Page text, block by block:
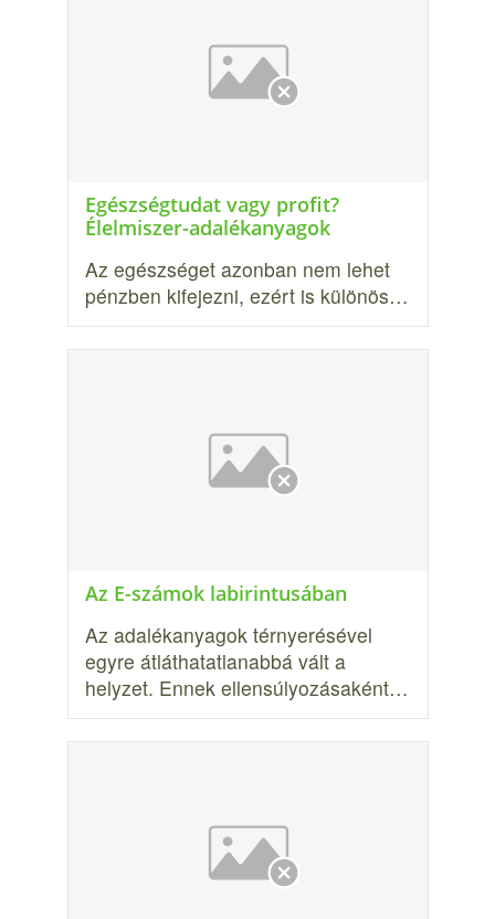
Egészségtudat vagy profit?
Élelmiszer-adalékanyagok
Az egészséget azonban nem lehet
pénzben kifejezni, ezért is különös…
Az E-számok labirintusában
Az adalékanyagok térnyerésével
egyre átláthatatlanabbá vált a
helyzet. Ennek ellensúlyozásaként…